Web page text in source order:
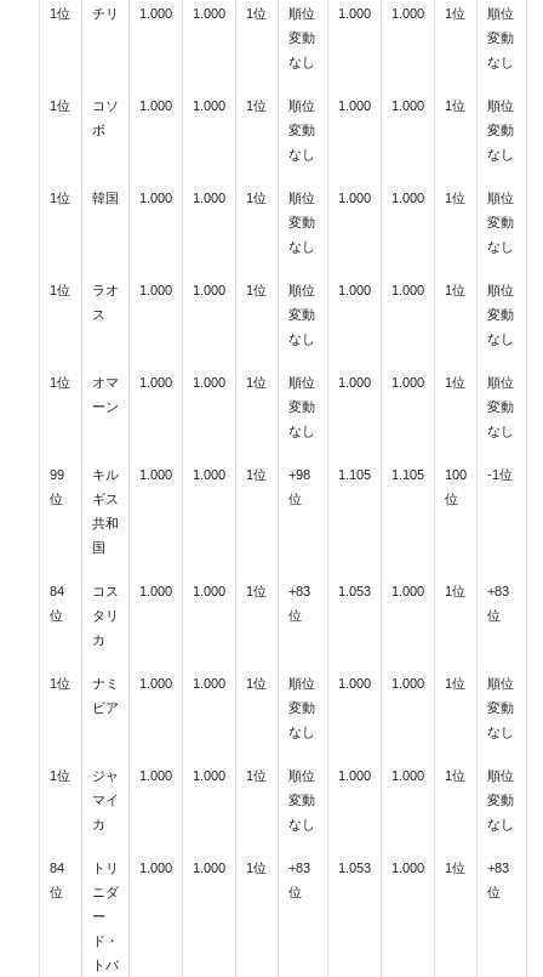
1位 チリ 1.000 1.000 1位
順位
変動
なし
1.000 1.000 1位
順位
変動
なし
1位
コソ
ボ
1.000 1.000 1位
順位
変動
なし
1.000 1.000 1位
順位
変動
なし
1位 韓国 1.000 1.000 1位
順位
変動
なし
1.000 1.000 1位
順位
変動
なし
1位
ラオ
ス
1.000 1.000 1位
順位
変動
なし
1.000 1.000 1位
順位
変動
なし
1位
オマ
ーン
1.000 1.000 1位
順位
変動
なし
1.000 1.000 1位
順位
変動
なし
99
位
キル
ギス
共和
国
1.000 1.000 1位
+98
位
1.105 1.105
100
位
-1位
84
位
コス
タリ
カ
1.000 1.000 1位
+83
位
1.053 1.000 1位
+83
位
1位
ナミ
ビア
1.000 1.000 1位
順位
変動
なし
1.000 1.000 1位
順位
変動
なし
1位
ジャ
マイ
カ
1.000 1.000 1位
順位
変動
なし
1.000 1.000 1位
順位
変動
なし
84
位
トリ
ニダ
ー
ド・
トバ
1.000 1.000 1位
+83
位
1.053 1.000 1位
+83
位